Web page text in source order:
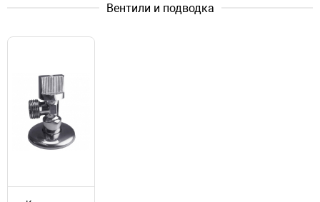
Вентили и подводка